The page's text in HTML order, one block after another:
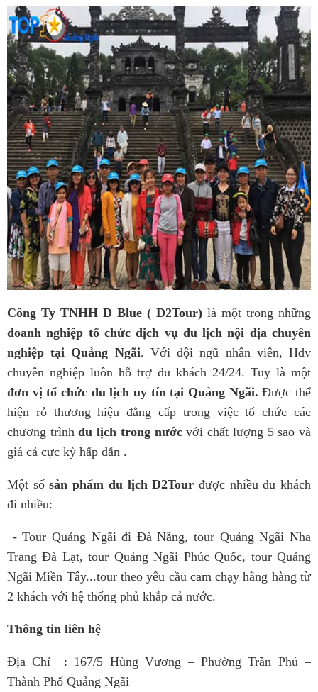
Công Ty TNHH D Blue ( D2Tour) là một trong những
doanh nghiệp tổ chức dịch vụ du lịch nội địa chuyên
nghiệp tại Quảng Ngãi. Với đội ngũ nhân viên, Hdv
chuyên nghiệp luôn hỗ trợ du khách 24/24. Tuy là một
đơn vị tổ chức du lịch uy tín tại Quảng Ngãi.Được thể
hiện rỏ thương hiệu đẳng cấp trong việc tổ chức các
chương trìnhdu lịch trong nướcvới chất lượng 5 sao và
giá cả cực kỳ hấp dẫn .
Một sốsản phẩm du lịch D2Tour được nhiều du khách
đi nhiều:
- Tour Quảng Ngãi đi Đà Nẵng, tour Quảng Ngãi Nha
Trang Đà Lạt, tour Quảng Ngãi Phúc Quốc, tour Quảng
Ngãi Miền Tây...tour theo yêu cầu cam chạy hằng hàng từ
2 khách với hệ thống phủ khắp cả nước.
Thông tin liên hệ
Địa Chỉ : 167/5 Hùng Vương – Phường Trần Phú –
Thành Phố Quảng Ngãi